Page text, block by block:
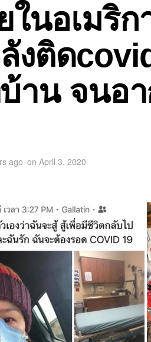
ในอเมริ
งติด
าน จนอ
ago on April 3, 2020